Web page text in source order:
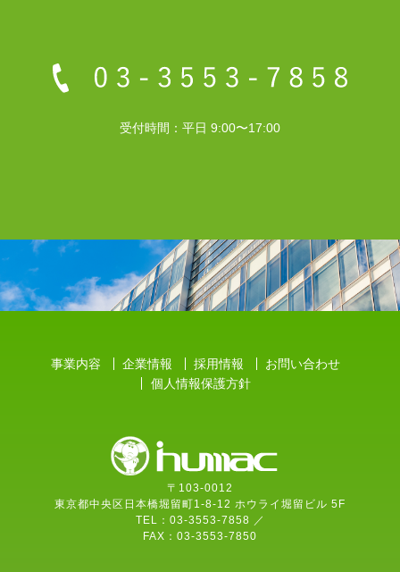
受付時間：平日 9:00〜17:00
事業内容 企業情報 採用情報
お問い合わせ
個人情報保護方針
〒103-0012
東京都中央区日本橋堀留町1-8-12 ホウライ堀留ビル 5F
TEL：03-3553-7858 ／
FAX：03-3553-7850